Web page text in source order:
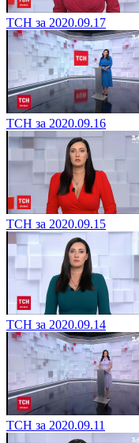
ТСН за 2020.09.17
ТСН за 2020.09.16
ТСН за 2020.09.15
ТСН за 2020.09.14
ТСН за 2020.09.11